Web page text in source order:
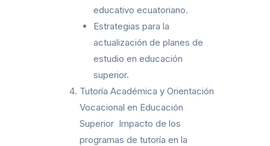
educativo ecuatoriano.
Estrategias para la
actualización de planes de
estudio en educación
superior.
Tutoría Académica y Orientación
Vocacional en Educación
Superior Impacto de los
programas de tutoría en la